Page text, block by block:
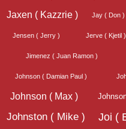
Jaxen ( Kazzrie ) Jay ( Don )
Jensen ( Jerry ) Jerve ( Kjetil )
Jimenez ( Juan Ramon )
Johnson ( Damian Paul )
Johnson ( Max )
Johnston ( Mike ) Joi (